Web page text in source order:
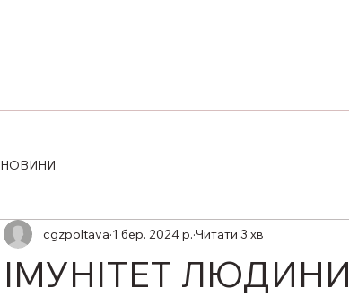
НОВИНИ
ІМУНІТЕТ ЛЮДИНИ
cgzpoltava 1 бер. 2024 р. Читати 3 хв